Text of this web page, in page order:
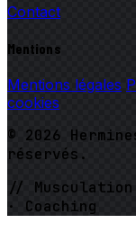
Contact
Mentions
Mentions légales
cookies
© 2026
réservés.
//
· Coaching